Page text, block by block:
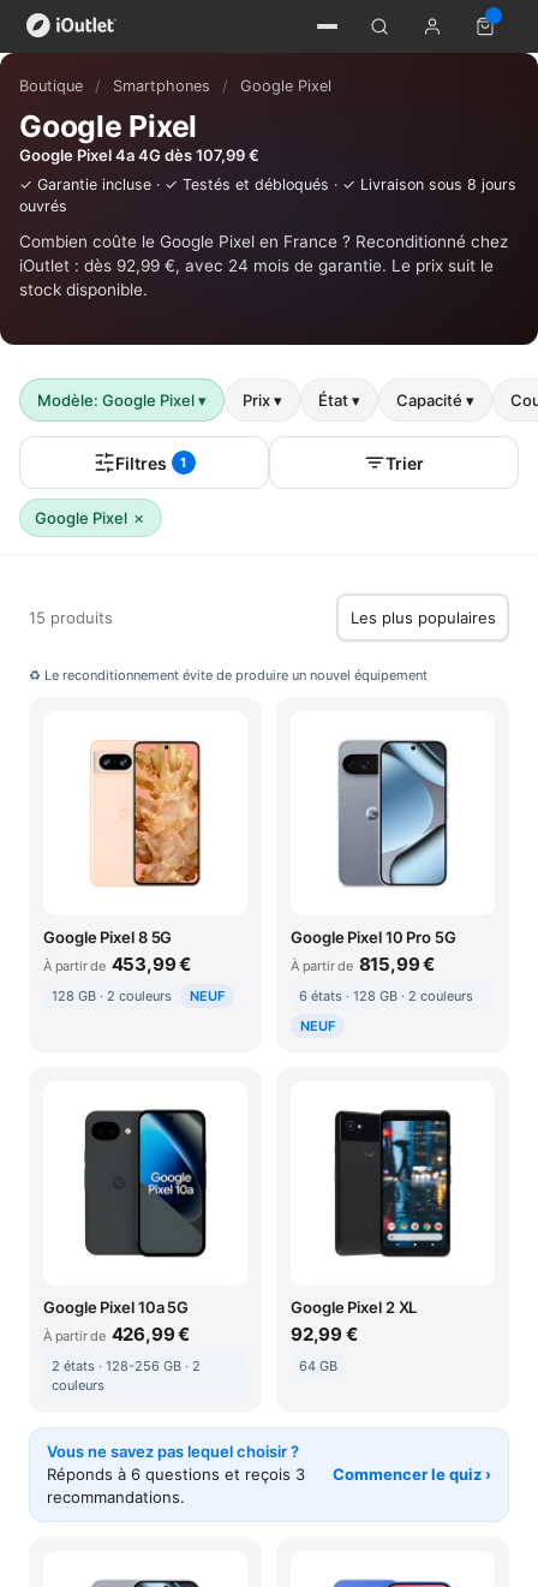
Boutique / Smartphones / Google Pixel
Google Pixel
Google Pixel 4a 4G dès 107,99 €
✓ Garantie incluse · ✓ Testés et débloqués · ✓ Livraison sous 8 jours
ouvrés
Combien coûte le Google Pixel en France ? Reconditionné chez
iOutlet : dès 92,99 €, avec 24 mois de garantie. Le prix suit le
stock disponible.
Modèle: Google Pixel▾ Prix▾ État▾ Capacité ▾
Filtres 1 Trier
Google Pixel ×
15 produits
♻ Le reconditionnement évite de produire un nouvel équipement
Google Pixel 8 5G
À partir de 453,99 €
128 GB · 2 couleurs NEUF
Google Pixel 10 Pro 5G
À partir de 815,99 €
6 états · 128 GB · 2 couleurs
NEUF
Google Pixel 10a 5G
À partir de 426,99 €
2 états · 128-256 GB · 2
couleurs
Google Pixel 2 XL
92,99 €
64 GB
Vous ne savez pas lequel choisir ?
Réponds à 6 questions et reçois 3
recommandations.
Commencer le quiz ›